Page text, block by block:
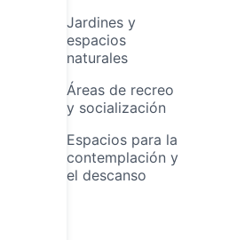
Jardines y
espacios
naturales
Áreas de recreo
y socialización
Espacios para la
contemplación y
el descanso